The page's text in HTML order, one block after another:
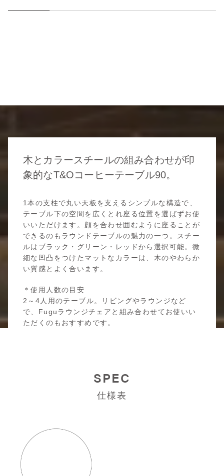
木とカラースチールの組み合わせが印
象的なT&Oコーヒーテーブル90。
1本の支柱で丸い天板を支えるシンプルな構造で、
テーブル下の空間を広くとれ座る位置を選ばずお使
いいただけます。顔を合わせ囲むように座ることが
できるのもラウンドテーブルの魅力の一つ。スチー
ルはブラック・グリーン・レッドから選択可能。微
細な凹凸をつけたマットなカラーは、木のやわらか
い質感とよく合います。
＊使用人数の目安
2～4人用のテーブル。リビングやラウンジなど
で、Fuguラウンジチェアと組み合わせてお使いい
ただくのもおすすめです。
SPEC
仕様表